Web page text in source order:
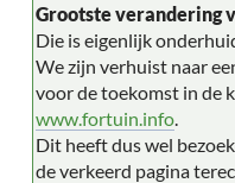
Grootste verandering
Die is eigenlijk
We zijn verhuist naar
voor de toekomst in de
www.fortuin.info
Dit heeft dus wel
de verkeerd pagina